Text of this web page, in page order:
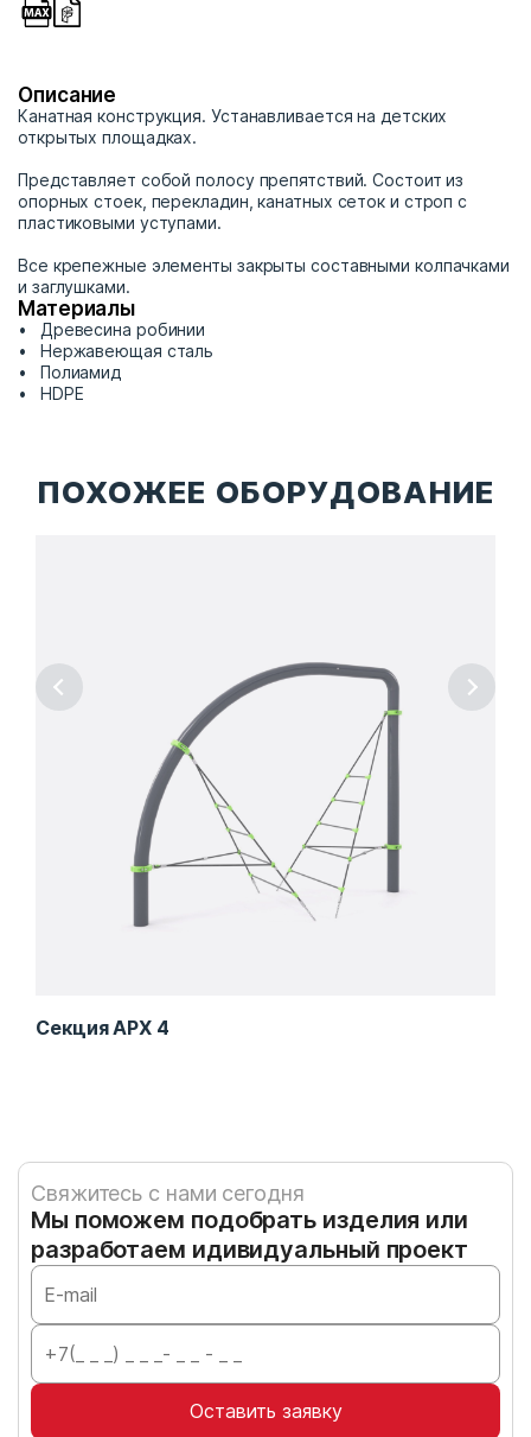
Описание
Канатная конструкция. Устанавливается на детских
открытых площадках.
Представляет собой полосу препятствий. Состоит из
опорных стоек, перекладин, канатных сеток и строп с
пластиковыми уступами.
Все крепежные элементы закрыты составными колпачками
и заглушками.
Материалы
Древесина робинии
Нержавеющая сталь
Полиамид
HDPE
ПОХОЖЕЕ ОБОРУДОВАНИЕ
Секция АРХ 4
Свяжитесь с нами сегодня
Мы поможем подобрать изделия или
разработаем идивидуальный проект
Оставить заявку